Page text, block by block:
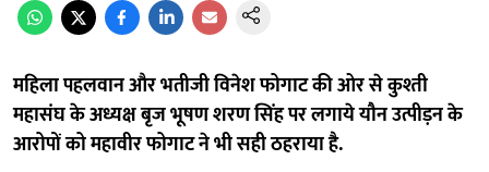
महिला पहलवान और भतीजी विनेश फोगाट की ओर से कुश्ती
महासंघ के अध्यक्ष बृज भूषण शरण सिंह पर लगाये यौन उत्पीड़न के
आरोपों को महावीर फोगाट ने भी सही ठहराया है.